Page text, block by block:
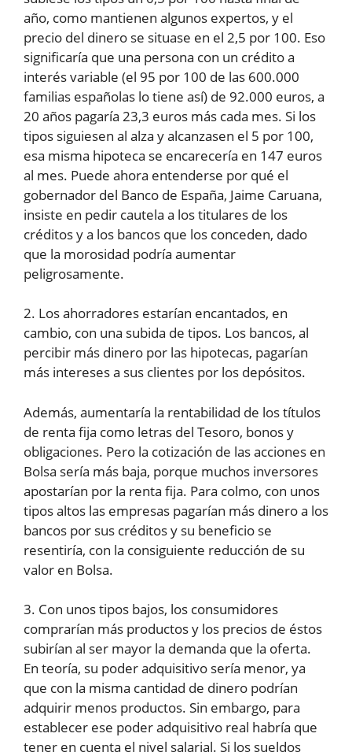
año, como mantienen algunos expertos, y el
precio del dinero se situase en el 2,5 por 100. Eso
significaría que una persona con un crédito a
interés variable (el 95 por 100 de las 600.000
familias españolas lo tiene así) de 92.000 euros, a
20 años pagaría 23,3 euros más cada mes. Si los
tipos siguiesen al alza y alcanzasen el 5 por 100,
esa misma hipoteca se encarecería en 147 euros
al mes. Puede ahora entenderse por qué el
gobernador del Banco de España, Jaime Caruana,
insiste en pedir cautela a los titulares de los
créditos y a los bancos que los conceden, dado
que la morosidad podría aumentar
peligrosamente.
2. Los ahorradores estarían encantados, en
cambio, con una subida de tipos. Los bancos, al
percibir más dinero por las hipotecas, pagarían
más intereses a sus clientes por los depósitos.
Además, aumentaría la rentabilidad de los títulos
de renta fija como letras del Tesoro, bonos y
obligaciones. Pero la cotización de las acciones en
Bolsa sería más baja, porque muchos inversores
apostarían por la renta fija. Para colmo, con unos
tipos altos las empresas pagarían más dinero a los
bancos por sus créditos y su beneficio se
resentiría, con la consiguiente reducción de su
valor en Bolsa.
3. Con unos tipos bajos, los consumidores
comprarían más productos y los precios de éstos
subirían al ser mayor la demanda que la oferta.
En teoría, su poder adquisitivo sería menor, ya
que con la misma cantidad de dinero podrían
adquirir menos productos. Sin embargo, para
establecer ese poder adquisitivo real habría que
tener en cuenta el nivel salarial. Si los sueldos